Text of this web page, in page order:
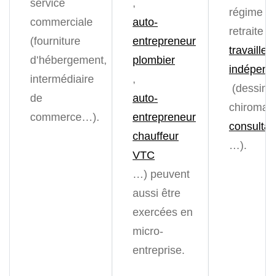
service
commerciale
(fourniture
d’hébergement,
intermédiaire
de
commerce…).
,
auto-
entrepreneur
plombier
,
auto-
entrepreneur
chauffeur
VTC
…) peuvent
aussi être
exercées en
micro-
entreprise.
régime
retraite
…).